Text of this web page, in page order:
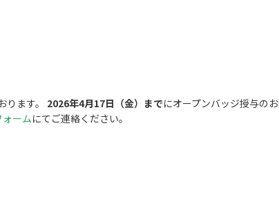
ます。 2026年4月17日（金）までにオープンバッジ授与のお
ームにてご連絡ください。